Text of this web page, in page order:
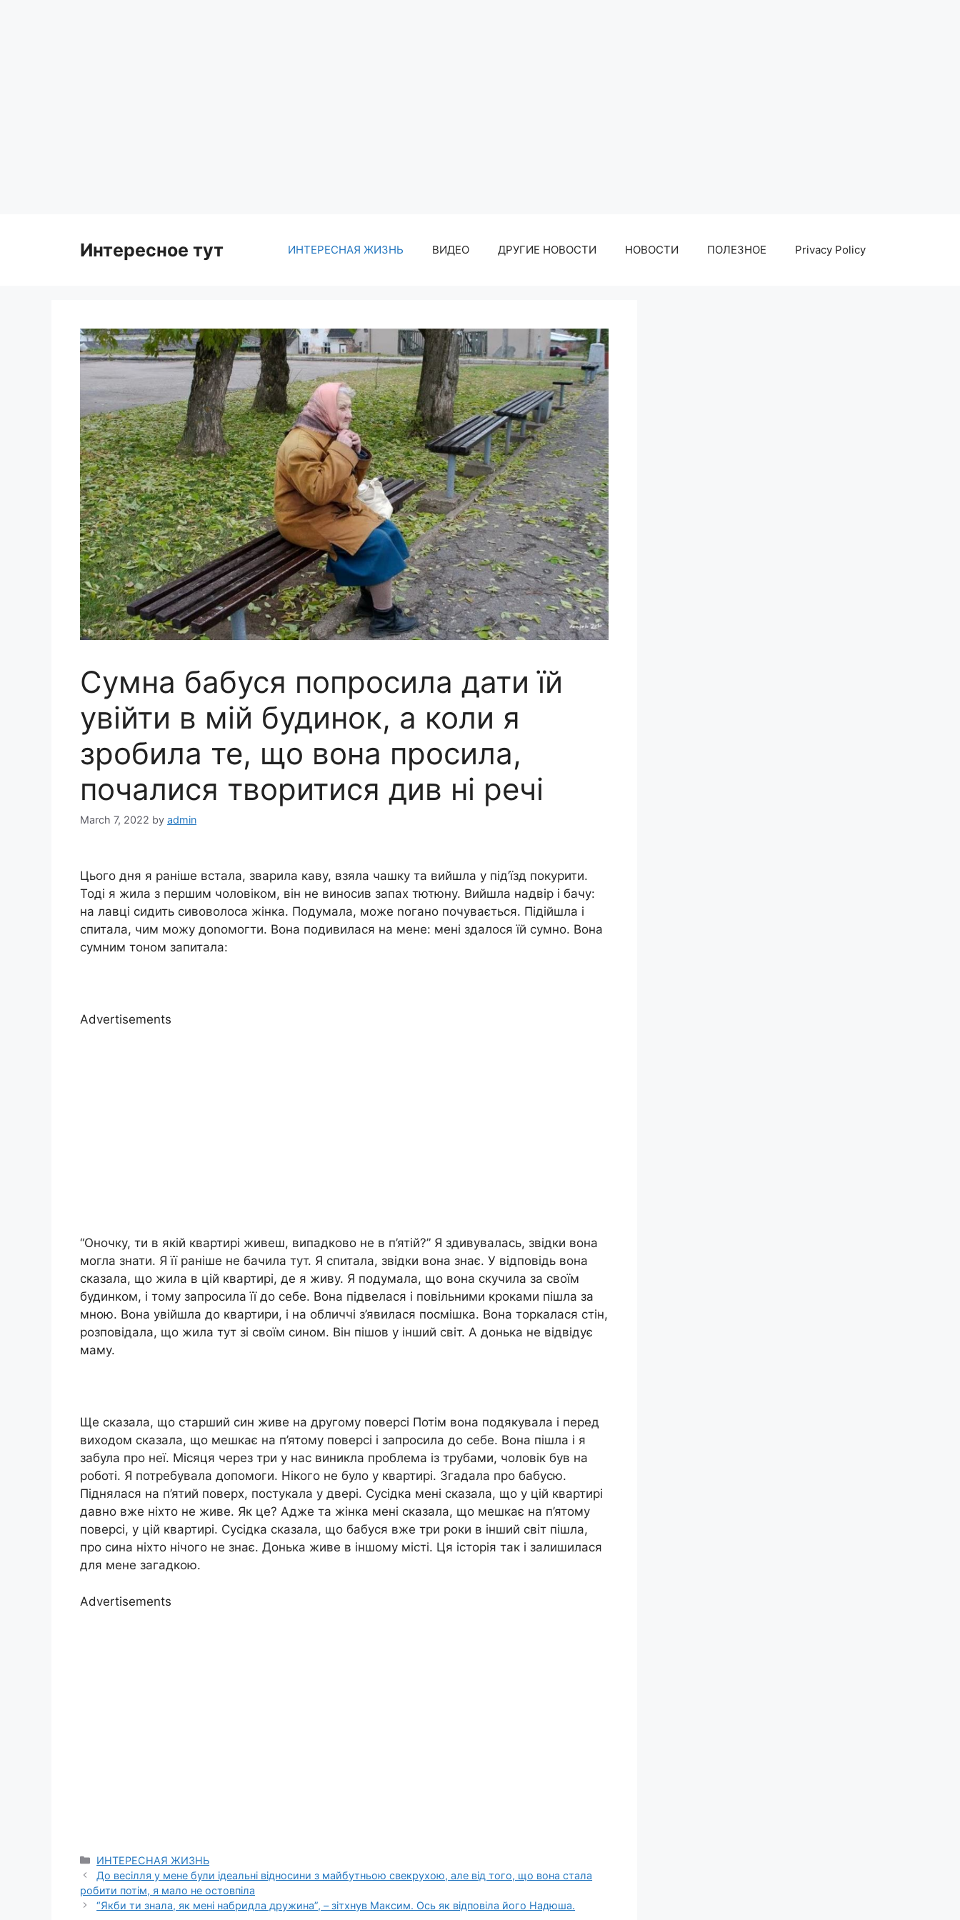
Интересное тут ИНТЕРЕСНАЯ ЖИЗНЬ ВИДЕО ДРУГИЕ НОВОСТИ НОВОСТИ ПОЛЕЗНОЕ Privacy Policy
Сумна бабуся попросила дати їй
увійти в мій будинок, а коли я
зробила те, що вона просила,
почалися творитися див ні речі
March 7, 2022 by admin
Цього дня я раніше встала, зварила каву, взяла чашку та вийшла у під’їзд покурити.
Тоді я жила з першим чоловіком, він не виносив запах тютюну. Вийшла надвір і бачу:
на лавці сидить сивоволоса жінка. Подумала, може nогано почувається. Підійшла і
спитала, чим можу доnомогти. Вона подивилася на мене: мені здалося їй сумно. Вона
сумним тоном запитала:
Advertisements
“Оночку, ти в якій квартирі живеш, випадково не в п’ятій?” Я здивувалась, звідки вона
могла знати. Я її раніше не бачила тут. Я спитала, звідки вона знає. У відповідь вона
сказала, що жила в цій квартирі, де я живу. Я подумала, що вона скучила за своїм
будинком, і тому запросила її до себе. Вона підвелася і повільними кроками пішла за
мною. Вона увійшла до квартири, і на обличчі з’явилася посмішка. Вона торкалася стін,
розповідала, що жила тут зі своїм сином. Він пішов у інший світ. А донька не відвідує
маму.
Ще сказала, що старший син живе на другому поверсі Потім вона подякувала і перед
виходом сказала, що мешкає на п’ятому поверсі і запросила до себе. Вона пішла і я
забула про неї. Місяця через три у нас виникла проблема із трубами, чоловік був на
роботі. Я потребувала допомоги. Нікого не було у квартирі. Згадала про бабусю.
Піднялася на п’ятий поверх, постукала у двері. Сусідка мені сказала, що у цій квартирі
давно вже ніхто не живе. Як це? Адже та жінка мені сказала, що мешкає на п’ятому
поверсі, у цій квартирі. Сусідка сказала, що бабуся вже три роки в інший світ пішла,
про сина ніхто нічого не знає. Донька живе в іншому місті. Ця історія так і залишилася
для мене загадкою.
Advertisements
Categories
ИНТЕРЕСНАЯ ЖИЗНЬ
До весілля у мене були ідеальні відносини з майбутньою свекрухою, але від того, що вона стала
робити потім, я мало не остовпіла
“Якби ти знала, як мені набридла дружина”, – зітхнув Максим. Ось як відповіла його Надюша.